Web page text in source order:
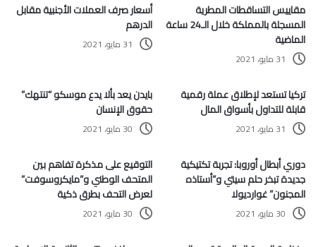
مقاييس التساقطات المطرية
المسجلة بالمملكة خلال الـ24 ساعة
الماضية
31 مايو، 2021
أسعار صرف العملات الأجنبية مقابل
الدرهم
31 مايو، 2021
تركيا تستعد لإطلاق عملة رقمية
قابلة للتداول بأسواق المال
31 مايو، 2021
بايدن يعد بألا يدع موسكو “تنتهك”
حقوق الإنسان
30 مايو، 2021
دوري أبطال أوروبا: تجربة تكتيكية
جديدة تبخر حلم سيتي و”أستاذه
المجنون” غوارديولا
30 مايو، 2021
التوقيع على مذكرة تفاهم بين
المتحف الوطني و”مايكروسوفت”
لعرض التحف بطرق ذكية
30 مايو، 2021